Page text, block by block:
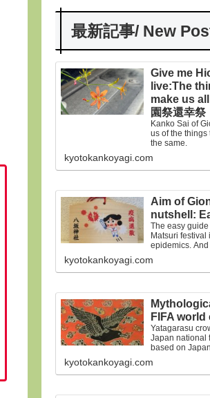
最新記事/ New
Give me
live:The
make us
園祭還幸祭
Kanko Sai of
us of the things
the same.
kyotokankoyagi.com
Aim of
nutshell:
The easy
Matsuri festival
epidemics.
kyotokankoyagi.com
FIFA
Yatagarasu
Japan national
based on
kyotokankoyagi.com